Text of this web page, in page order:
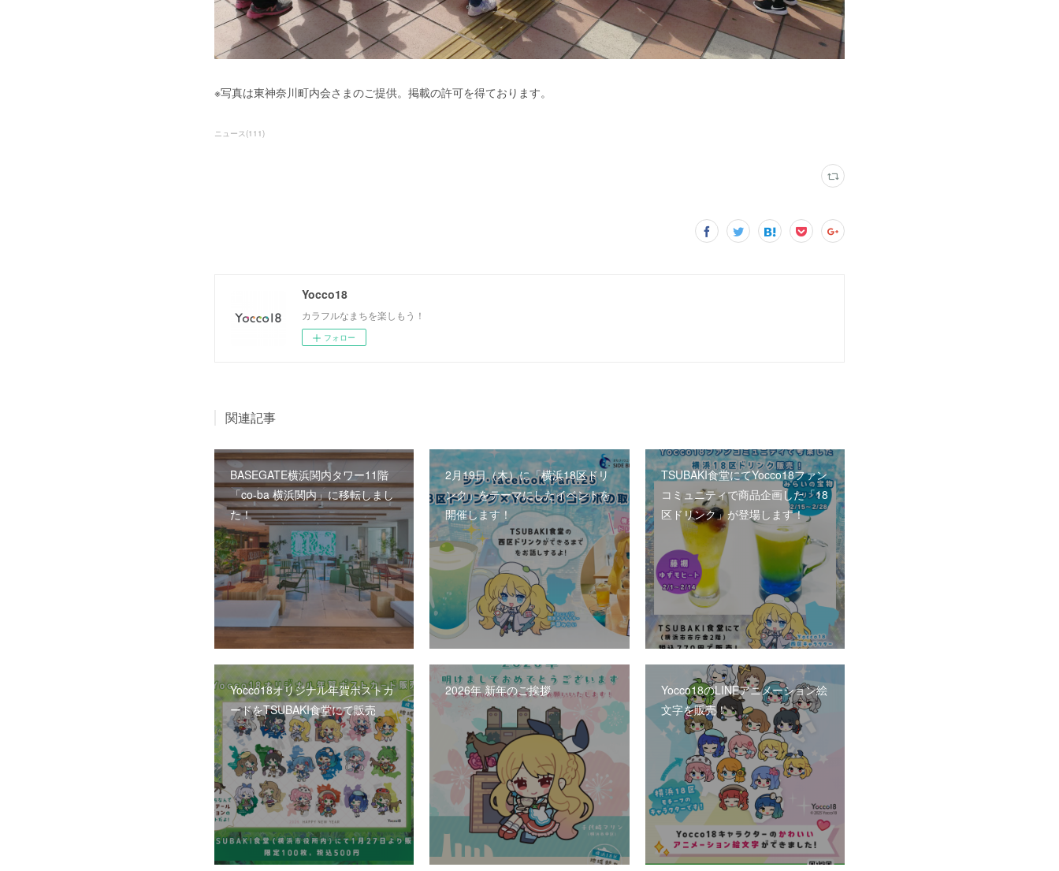
※写真は東神奈川町内会さまのご提供。掲載の許可を得ております。
ニュース(111)
Yocco18
カラフルなまちを楽しもう！
フォロー
関連記事
BASEGATE横浜関内タワー11階
「co-ba 横浜関内」に移転しまし
た！
2月19日（木）に「横浜18区ドリ
ンク」をテーマにしたイベントを
開催します！
TSUBAKI食堂にてYocco18ファン
コミュニティで商品企画した「18
区ドリンク」が登場します！
Yocco18オリジナル年賀ポストカ
ードをTSUBAKI食堂にて販売
2026年 新年のご挨拶
Yocco18のLINEアニメーション絵
文字を販売！